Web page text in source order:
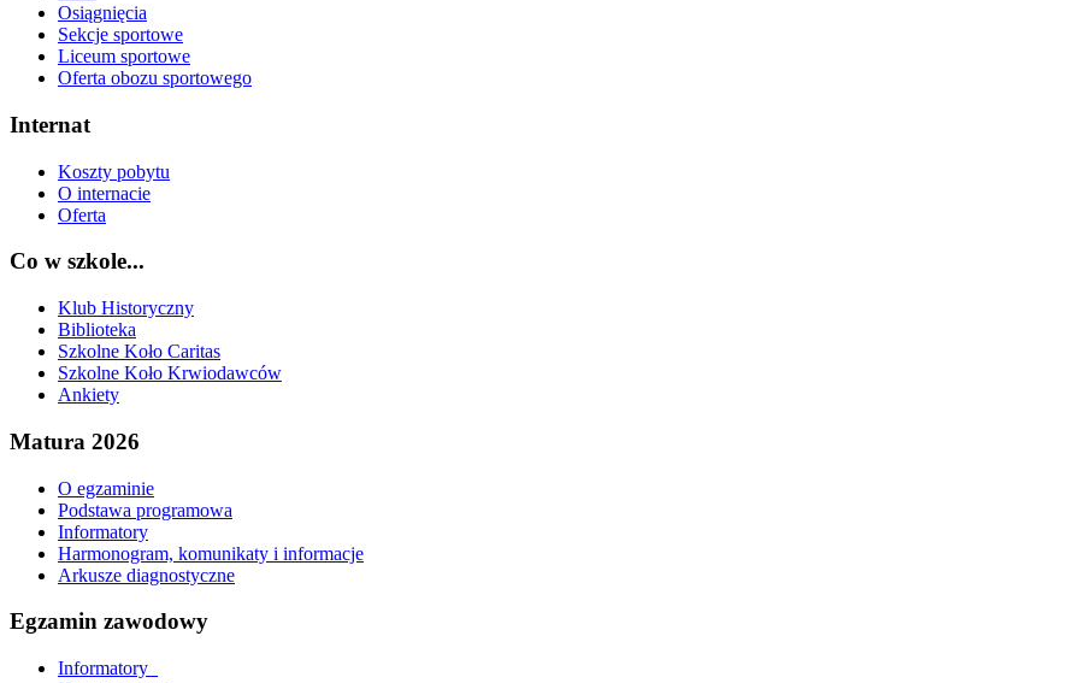
Osiągnięcia
Sekcje sportowe
Liceum sportowe
Oferta obozu sportowego
Internat
Koszty pobytu
O internacie
Oferta
Co w szkole...
Klub Historyczny
Biblioteka
Szkolne Koło Caritas
Szkolne Koło Krwiodawców
Ankiety
Matura 2026
O egzaminie
Podstawa programowa
Informatory
Harmonogram, komunikaty i informacje
Arkusze diagnostyczne
Egzamin zawodowy
Informatory_